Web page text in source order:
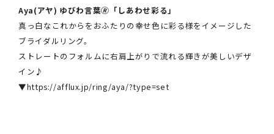
Aya(アヤ) ゆびわ言葉🄬「しあわせ彩る 」
真っ白なこれからをおふたりの幸せ色に彩る様をイメージした
ブライダルリング。
ストレートのフォルムに右肩上がりで流れる輝きが美しいデザ
イン♪
▼https://afflux.jp/ring/aya/?type=set